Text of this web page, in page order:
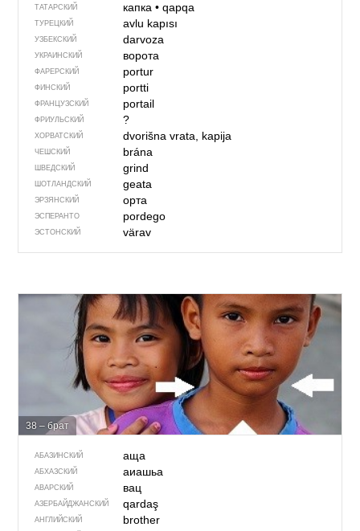
ТАТАРСКИЙ капка• qapqa
ТУРЕЦКИЙ avlu kapısı
УЗБЕКСКИЙ darvoza
УКРАИНСКИЙ ворота
ФАРЕРСКИЙ portur
ФИНСКИЙ portti
ФРАНЦУЗСКИЙ portail
ФРИУЛЬСКИЙ ?
ХОРВАТСКИЙ dvorišna vrata, kapija
ЧЕШСКИЙ brána
ШВЕДСКИЙ grind
ШОТЛАНДСКИЙ geata
ЭРЗЯНСКИЙ орта
ЭСПЕРАНТО pordego
ЭСТОНСКИЙ värav
38 – брат
АБАЗИНСКИЙ аща
АБХАЗСКИЙ аиашьа
АВАРСКИЙ вац
АЗЕРБАЙДЖАН­СКИЙ qardaş
АНГЛИЙСКИЙ brother